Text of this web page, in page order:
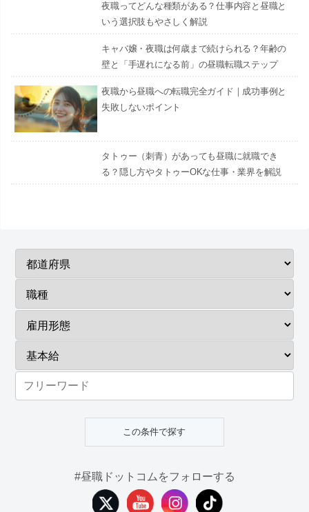
夜職ってどんな種類がある？仕事内容と昼職と
いう選択肢もやさしく解説
キャバ嬢・夜職は何歳まで続けられる？年齢の
壁と「手遅れになる前」の昼職転職ステップ
夜職から昼職への転職完全ガイド｜成功事例と
失敗しないポイント
タトゥー（刺青）があっても昼職に就職でき
る？隠し方やタトゥーOKな仕事・業界を解説
#昼職ドットコムをフォローする